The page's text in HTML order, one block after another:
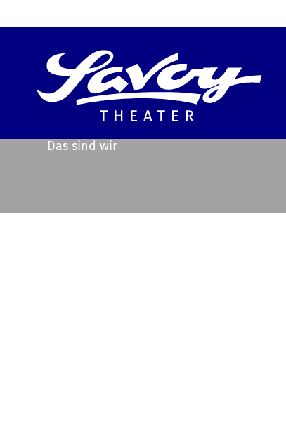
Highlights
Service & Information
Das sind wir